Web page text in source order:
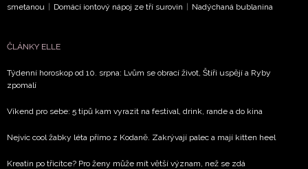
smetanou | Domácí iontový nápoj ze tří surovin | Nadýchaná bublanina
ČLÁNKY ELLE
Týdenní horoskop od 10. srpna: Lvům se obrací život, Štíři uspějí a Ryby
zpomalí
Víkend pro sebe: 5 tipů kam vyrazit na festival, drink, rande a do kina
Nejvíc cool žabky léta přímo z Kodaně. Zakrývají palec a mají kitten heel
Kreatin po třicítce? Pro ženy může mít větší význam, než se zdá